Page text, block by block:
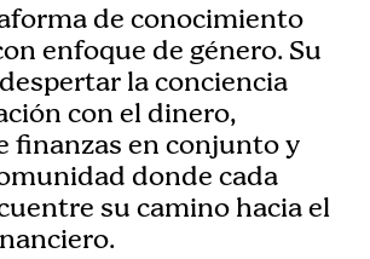
de conocimiento
enfoque de género. Su
la conciencia
con el dinero,
finanzas en conjunto y
donde cada
su camino hacia el